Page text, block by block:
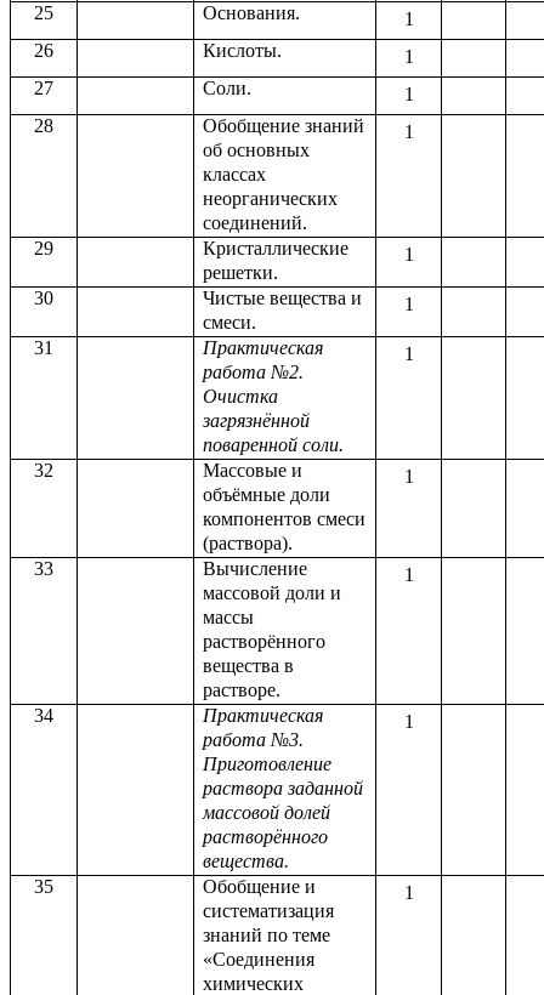
25 Основания.
1
26
Кислоты.
1
27
Соли.
1
28
Обобщение знаний
об основных
классах
неорганических
соединений.
1
29
Кристаллические
решетки.
1
30
Чистые вещества и
смеси.
1
31
Практическая
работа №2.
Очистка
загрязнённой
поваренной соли.
1
32
Массовые и
объёмные доли
компонентов смеси
(раствора).
1
33
Вычисление
массовой доли и
массы
растворённого
вещества в
растворе.
1
34
Практическая
работа №3.
Приготовление
раствора заданной
массовой долей
растворённого
вещества.
1
35
Обобщение и
систематизация
знаний по теме
«Соединения
химических
1